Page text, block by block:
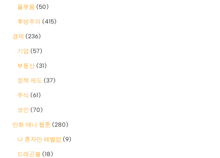
플랫폼 (50)
후방주의 (415)
경제 (236)
기업 (57)
부동산 (31)
정책 제도 (37)
주식 (61)
코인 (70)
만화 애니 웹툰 (280)
나 혼자만 레벨업 (9)
드래곤볼 (18)